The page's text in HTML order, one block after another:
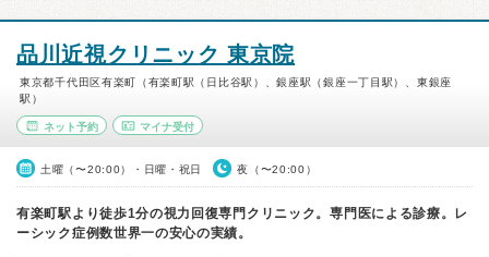
品川近視クリニック 東京院
東京都千代田区有楽町（有楽町駅（日比谷駅）、銀座駅（銀座一丁目駅）、東銀座
駅）
ネット予約 マイナ受付
土曜（〜20:00）・日曜・祝日 夜（〜20:00）
有楽町駅より徒歩1分の視力回復専門クリニック。専門医による診療。レ
ーシック症例数世界一の安心の実績。